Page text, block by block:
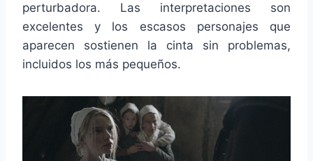
perturbadora. Las interpretaciones son
excelentes y los escasos personajes que
aparecen sostienen la cinta sin problemas,
incluidos los más pequeños.